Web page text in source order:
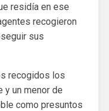
residía en ese
recogieron
sus
recogidos los
y un menor de
como presuntos